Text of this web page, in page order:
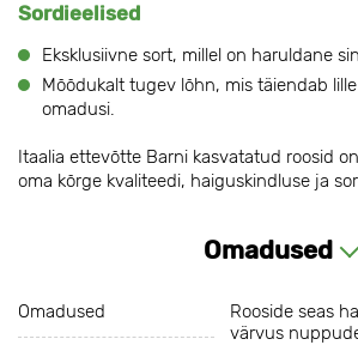
Sordieelised
Eksklusiivne sort, millel on haruldane
Mõõdukalt tugev lõhn, mis täiendab
omadusi.
Itaalia ettevõtte Barni kasvatatud roosid
oma kõrge kvaliteedi, haiguskindluse ja
Omadused
Omadused
Rooside seas
värvus